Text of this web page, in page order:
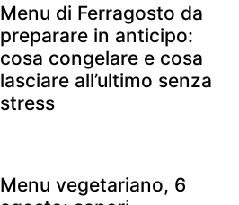
Menu di Ferragosto da
preparare in anticipo:
cosa congelare e cosa
lasciare all’ultimo senza
stress
Menu vegetariano, 6